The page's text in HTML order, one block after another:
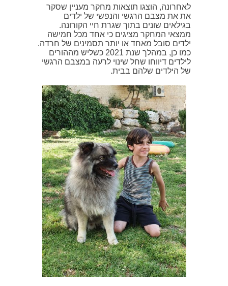
לאחרונה, הוצגו תוצאות מחקר מעניין שסקר
את את מצבם הרגשי והנפשי של ילדים
בגילאים שונים בתוך שגרת חיי הקורונה.
ממצאי המחקר מציגים כי אחד מכל חמישה
ילדים סובל מאחד או יותר תסמינים של חרדה.
כמו כן, במהלך שנת 2021 כשליש מההורים
לילדים דיווחו שחל שינוי לרעה במצבם הרגשי
של הילדים שלהם בבית.